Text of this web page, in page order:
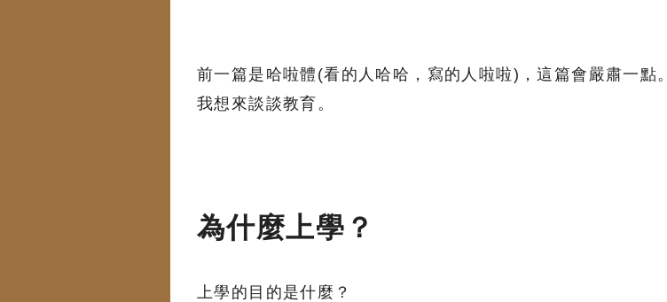
前一篇是哈啦體(看的人哈哈，寫的人啦啦)，這篇會嚴肅一點。
我想來談談教育。
為什麼上學？
上學的目的是什麼？